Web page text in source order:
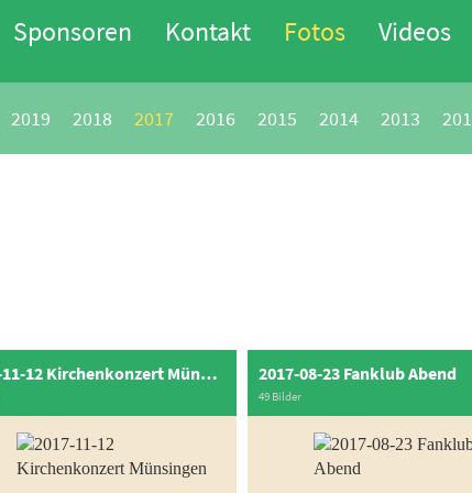
Sponsoren Kontakt Fotos Videos
2019 2018 2017 2016 2015 2014 2013
2017-11-12 Kirchenkonzert Münsingen 2017-08-23 Fanklub Abend
49 Bilder